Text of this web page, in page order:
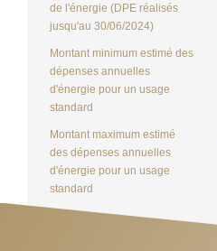
de l'énergie (DPE réalisés
jusqu'au 30/06/2024)
Montant minimum estimé des
dépenses annuelles
d'énergie pour un usage
standard
Montant maximum estimé
des dépenses annuelles
d'énergie pour un usage
standard